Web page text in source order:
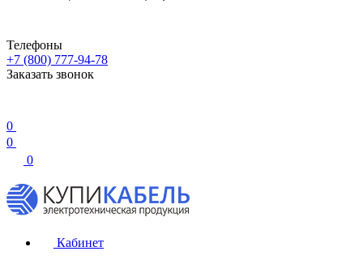
Телефоны
+7 (800) 777-94-78
Заказать звонок
0
0
0
Кабинет